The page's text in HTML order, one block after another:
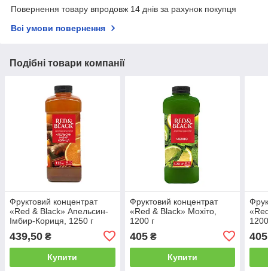
Повернення товару впродовж 14 днів за рахунок покупця
Всі умови повернення
Подібні товари компанії
Фруктовий концентрат
«Red & Black» Апельсин-
Імбир-Кориця, 1250 г
439,50 ₴
Купити
Фруктовий концентрат
«Red & Black» Мохіто,
1200 г
405₴
Купити
405